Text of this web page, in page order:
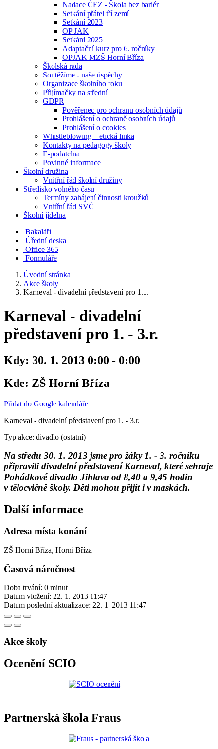
Nadace ČEZ - Škola bez bariér
Setkání přátel tří zemí
Setkání 2023
OP JAK
Setkání 2025
Adaptační kurz pro 6. ročníky
OPJAK MZŠ Horní Bříza
Školská rada
Soutěžíme - naše úspěchy
Organizace školního roku
Přijímačky na střední
GDPR
Pověřenec pro ochranu osobních údajů
Prohlášení o ochraně osobních údajů
Prohlášení o cookies
Whistleblowing – etická linka
Kontakty na pedagogy školy
E-podatelna
Povinné informace
Školní družina
Vnitřní řád školní družiny
Středisko volného času
Termíny zahájení činnosti kroužků
Vnitřní řád SVČ
Školní jídelna
Bakaláři
Úřední deska
Office 365
Formuláře
Úvodní stránka
Akce školy
Karneval - divadelní představení pro 1....
Karneval - divadelní
představení pro 1. - 3.r.
Kdy: 30. 1. 2013 0:00 - 0:00
Kde: ZŠ Horní Bříza
Přidat do Google kalendáře
Karneval - divadelní představení pro 1. - 3.r.
Typ akce: divadlo (ostatní)
Na středu 30. 1. 2013 jsme pro žáky 1. - 3. ročníku
připravili divadelní představení Karneval, které sehraje
Pohádkové divadlo Jihlava od 8,40 a 9,45 hodin
v tělocvičně školy. Děti mohou přijít i v maskách.
Další informace
Adresa místa konání
ZŠ Horní Bříza, Horní Bříza
Časová náročnost
Doba trvání: 0 minut
Datum vložení: 22. 1. 2013 11:47
Datum poslední aktualizace: 22. 1. 2013 11:47
Akce školy
Ocenění SCIO
Partnerská škola Fraus